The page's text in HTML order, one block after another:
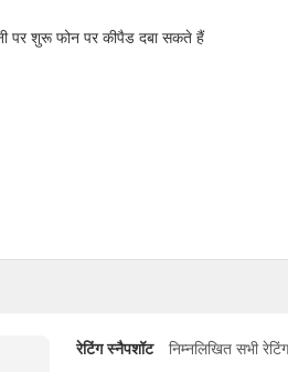
पर शुरू फोन पर कीपैड दबा सकते हैं
रेटिंग स्नैपशॉट
निम्नलिखित सभी